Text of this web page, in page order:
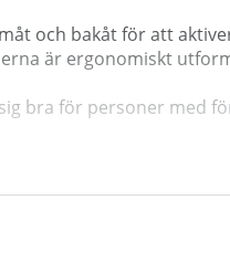
och bakåt för att
är ergonomiskt
bra för personer med